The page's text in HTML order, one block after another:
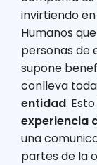
invirtiendo
Humanos
personas de
supone
conlleva
entidad.
experiencia
una
partes de la